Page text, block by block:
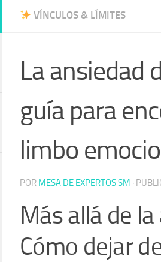
VÍNCULOS & LÍMITES
La ansiedad
guía para
limbo
POR MESA DE EXPERTOS SM ·
Más allá de
Cómo dejar